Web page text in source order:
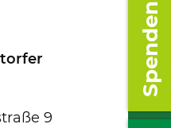
9
Spenden